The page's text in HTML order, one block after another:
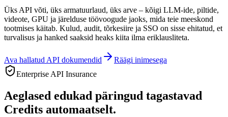
Üks API võti, üks armatuurlaud, üks arve – kõigi LLM-ide, piltide,
videote, GPU ja järelduse töövoogude jaoks, mida teie meeskond
tootmises käitab. Kulud, audit, tõrkesiire ja SSO on sisse ehitatud, et
turvalisus ja hanked saaksid heaks kiita ilma eriklausliteta.
Ava hallatud API dokumendid
Räägi inimesega
Enterprise API Insurance
Aeglased edukad päringud tagastavad
Credits automaatselt.